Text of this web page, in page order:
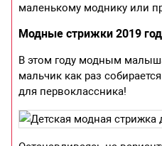
маленькому моднику или
Модные стрижки 2019
В этом году модным
мальчик как раз
для первоклассника!